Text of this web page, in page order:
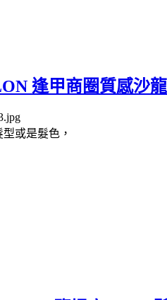
逢甲商圈質感沙
或是髮色，